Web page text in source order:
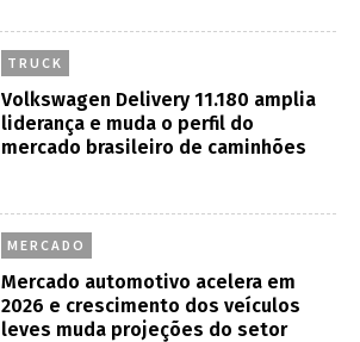
TRUCK
Volkswagen Delivery 11.180 amplia
liderança e muda o perfil do
mercado brasileiro de caminhões
MERCADO
Mercado automotivo acelera em
2026 e crescimento dos veículos
leves muda projeções do setor